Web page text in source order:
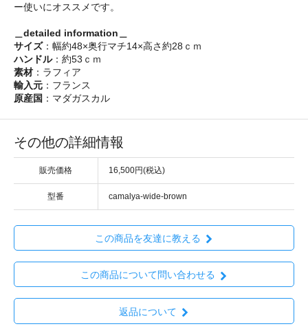
ー使いにオススメです。
＿detailed information＿
サイズ：幅約48×奥行マチ14×高さ約28ｃｍ
ハンドル：約53ｃｍ
素材 ：ラフィア
輸入元 ：フランス
原産国 ：マダガスカル
その他の詳細情報
販売価格 16,500円(税込)
型番 camalya-wide-brown
この商品を友達に教える
この商品について問い合わせる
返品について